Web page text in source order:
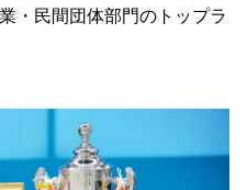
・民間団体部門のトップラ